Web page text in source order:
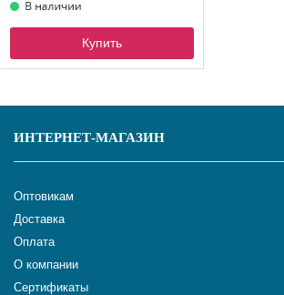
Купить
ИНТЕРНЕТ-МАГАЗИН
Оптовикам
Доставка
Оплата
О компании
Сертификаты